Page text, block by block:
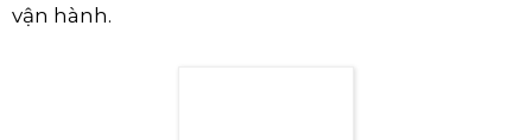
vận hành.